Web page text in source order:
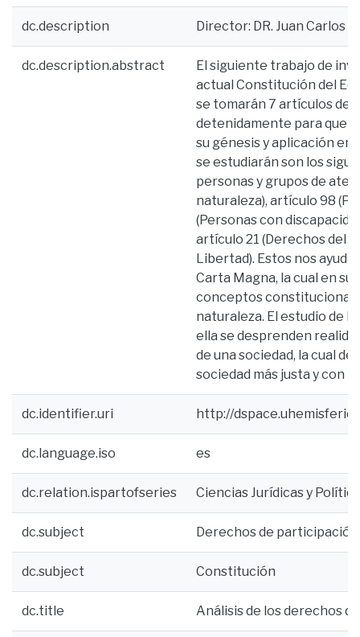
dc.description Director: DR. Juan Carlos
dc.description.abstract
El siguiente trabajo de
actual Constitución del
se tomarán 7 artículos de
detenidamente para que
su génesis y aplicación
se estudiarán son los
personas y grupos de
naturaleza), artículo 98
(Personas con
artículo 21 (Derechos del
Libertad). Estos nos
Carta Magna, la cual en
conceptos
naturaleza. El estudio de
ella se desprenden
de una sociedad, la cual
sociedad más justa y con
dc.identifier.uri http://
dc.language.iso es
dc.relation.ispartofseries Ciencias Jurídicas y
dc.subject Derechos de participación
dc.subject Constitución
dc.title Análisis de los derechos